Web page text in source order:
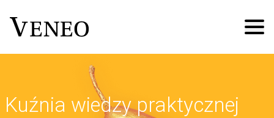
Kuźnia wiedzy praktycznej